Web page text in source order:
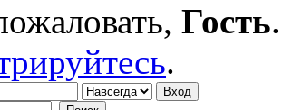
Гость
.